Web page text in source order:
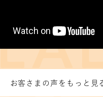
お客さまの声をもっと見